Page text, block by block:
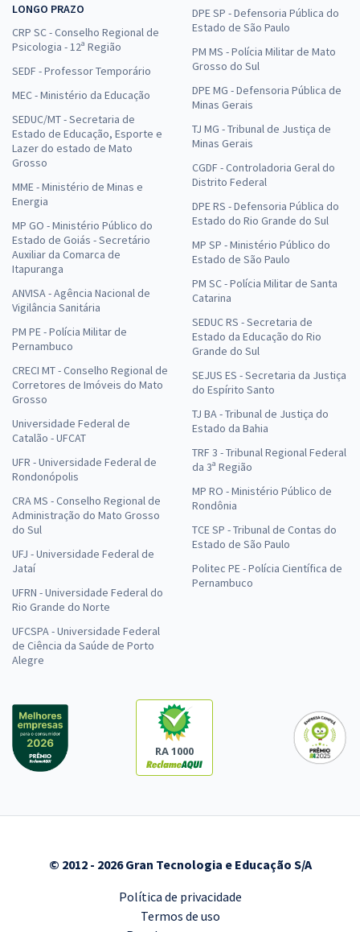
LONGO PRAZO
CRP SC - Conselho Regional de
Psicologia - 12ª Região
SEDF - Professor Temporário
MEC - Ministério da Educação
SEDUC/MT - Secretaria de
Estado de Educação, Esporte e
Lazer do estado de Mato
Grosso
MME - Ministério de Minas e
Energia
MP GO - Ministério Público do
Estado de Goiás - Secretário
Auxiliar da Comarca de
Itapuranga
ANVISA - Agência Nacional de
Vigilância Sanitária
PM PE - Polícia Militar de
Pernambuco
CRECI MT - Conselho Regional de
Corretores de Imóveis do Mato
Grosso
Universidade Federal de
Catalão - UFCAT
UFR - Universidade Federal de
Rondonópolis
CRA MS - Conselho Regional de
Administração do Mato Grosso
do Sul
UFJ - Universidade Federal de
Jataí
UFRN - Universidade Federal do
Rio Grande do Norte
UFCSPA - Universidade Federal
de Ciência da Saúde de Porto
Alegre
DPE SP - Defensoria Pública do
Estado de São Paulo
PM MS - Polícia Militar de Mato
Grosso do Sul
DPE MG - Defensoria Pública de
Minas Gerais
TJ MG - Tribunal de Justiça de
Minas Gerais
CGDF - Controladoria Geral do
Distrito Federal
DPE RS - Defensoria Pública do
Estado do Rio Grande do Sul
MP SP - Ministério Público do
Estado de São Paulo
PM SC - Polícia Militar de Santa
Catarina
SEDUC RS - Secretaria de
Estado da Educação do Rio
Grande do Sul
SEJUS ES - Secretaria da Justiça
do Espírito Santo
TJ BA - Tribunal de Justiça do
Estado da Bahia
TRF 3 - Tribunal Regional Federal
da 3ª Região
MP RO - Ministério Público de
Rondônia
TCE SP - Tribunal de Contas do
Estado de São Paulo
Politec PE - Polícia Científica de
Pernambuco
RA 1000
© 2012 - 2026 Gran Tecnologia e Educação S/A
Política de privacidade
Termos de uso